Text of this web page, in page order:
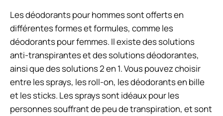
Les déodorants pour hommes sont offerts en
différentes formes et formules, comme les
déodorants pour femmes. Il existe des solutions
anti-transpirantes et des solutions déodorantes,
ainsi que des solutions 2 en 1. Vous pouvez choisir
entre les sprays, les roll-on, les déodorants en bille
et les sticks. Les sprays sont idéaux pour les
personnes souffrant de peu de transpiration, et sont